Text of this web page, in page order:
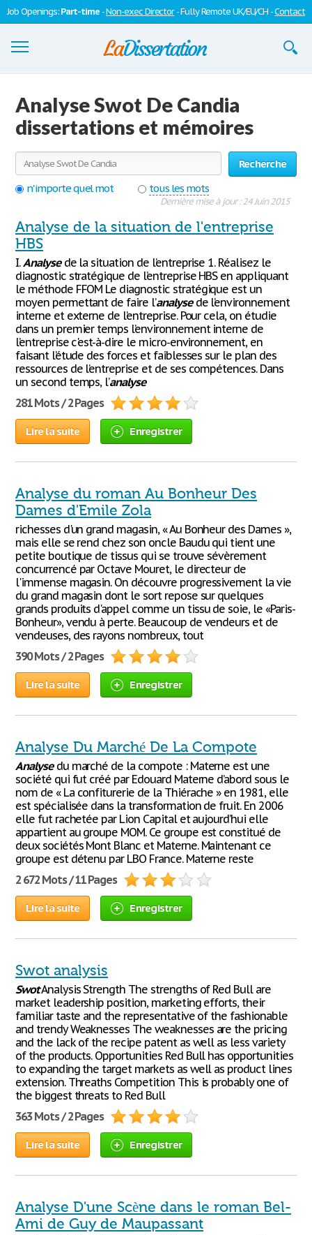
Job Openings:Part-time -Non-exec Director- Fully Remote UK/EU/CH -Contact
S'inscrire
Se connecter
Contactez-nous
Analyse Swot De Candia
dissertations et mémoires
Recherche
n'importe quel mot
tous les mots
Dernière mise à jour : 24 Juin 2015
Analyse de la situation de l'entreprise
HBS
I.Analysede la situation de l’entreprise 1. Réalisez le
diagnostic stratégique de l’entreprise HBS en appliquant
le méthode FFOM Le diagnostic stratégique est un
moyen permettant de faire l’analysede l’environnement
interne et externe de l’entreprise. Pour cela, on étudie
dans un premier temps l’environnement interne de
l’entreprise c'est-à-dire le micro-environnement, en
faisant l’étude des forces et faiblesses sur le plan des
ressources de l’entreprise et de ses compétences. Dans
un second temps, l’analyse
281 Mots / 2 Pages
Lire la suite Enregistrer
Analyse du roman Au Bonheur Des
Dames d'Emile Zola
richesses d'un grand magasin, « Au Bonheur des Dames »,
mais elle se rend chez son oncle Baudu qui tient une
petite boutique de tissus qui se trouve sévèrement
concurrencé par Octave Mouret, le directeur de
l'immense magasin. On découvre progressivement la vie
du grand magasin dont le sort repose sur quelques
grands produits d'appel comme un tissu de soie, le «Paris-
Bonheur», vendu à perte. Beaucoup de vendeurs et de
vendeuses, des rayons nombreux, tout
390 Mots / 2 Pages
Lire la suite Enregistrer
Analyse Du Marché De La Compote
Analysedu marché de la compote : Materne est une
société qui fut créé par Edouard Materne d’abord sous le
nom de « La confiturerie de la Thiérache » en 1981, elle
est spécialisée dans la transformation de fruit. En 2006
elle fut rachetée par Lion Capital et aujourd’hui elle
appartient au groupe MOM. Ce groupe est constitué de
deux sociétés Mont Blanc et Materne. Maintenant ce
groupe est détenu par LBO France. Materne reste
2 672 Mots / 11 Pages
Lire la suite Enregistrer
Swot analysis
SwotAnalysis Strength The strengths of Red Bull are
market leadership position, marketing efforts, their
familiar taste and the representative of the fashionable
and trendy Weaknesses The weaknesses are the pricing
and the lack of the recipe patent as well as less variety
of the products. Opportunities Red Bull has opportunities
to expanding the target markets as well as product lines
extension. Threaths Competition This is probably one of
the biggest threats to Red Bull
363 Mots / 2 Pages
Lire la suite Enregistrer
Analyse D'une Scène dans le roman Bel-
Ami de Guy de Maupassant